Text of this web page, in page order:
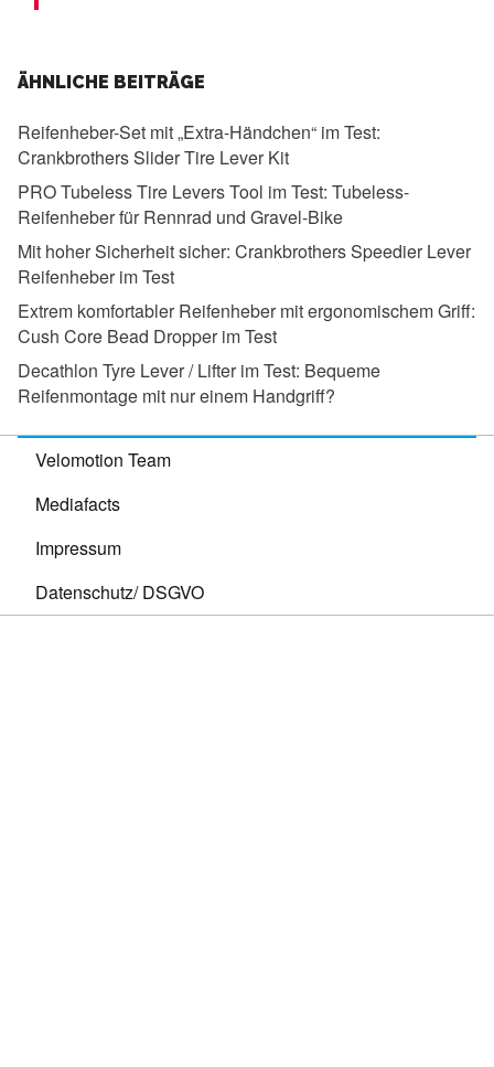
ÄHNLICHE BEITRÄGE
Reifenheber-Set mit „Extra-Händchen“ im Test:
Crankbrothers Slider Tire Lever Kit
PRO Tubeless Tire Levers Tool im Test: Tubeless-
Reifenheber für Rennrad und Gravel-Bike
Mit hoher Sicherheit sicher: Crankbrothers Speedier Lever
Reifenheber im Test
Extrem komfortabler Reifenheber mit ergonomischem Griff:
Cush Core Bead Dropper im Test
Decathlon Tyre Lever / Lifter im Test: Bequeme
Reifenmontage mit nur einem Handgriff?
Velomotion Team
Mediafacts
Impressum
Datenschutz/ DSGVO